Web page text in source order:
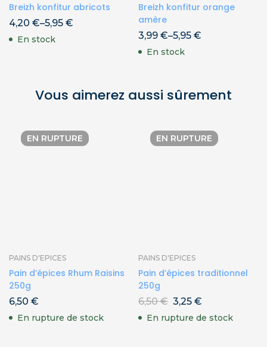
Breizh konfitur abricots
4,20 €–5,95 €
En stock
Breizh konfitur orange
amère
3,99 €–5,95 €
En stock
Vous aimerez aussi sûrement
EN RUPTURE
PAINS D'EPICES
Pain d’épices Rhum Raisins
250g
6,50 €
En rupture de stock
EN RUPTURE
PAINS D'EPICES
Pain d’épices traditionnel
250g
6,50€ 3,25 €
En rupture de stock